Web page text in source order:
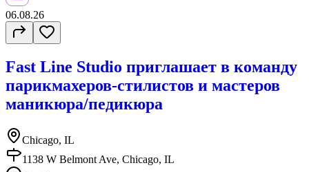
06.08.26
Fast Line Studio приглашает в команду
парикмахеров-стилистов и мастеров
маникюра/педикюра
Chicago, IL
1138 W Belmont Ave, Chicago, IL